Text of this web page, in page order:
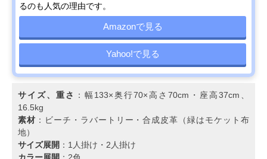
るのも人気の理由です。
Amazonで見る
Yahoo!で見る
サイズ、重さ
：幅133×奥行70×高さ70cm・座高37cm、
16.5kg
素材 ：ビーチ・ラバートリー・合成皮革（緑はモケット布
地）
サイズ展開 ：1人掛け・2人掛け